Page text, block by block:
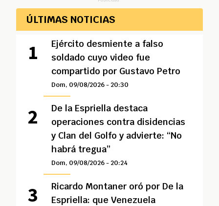
ÚLTIMAS NOTICIAS
Ejército desmiente a falso
soldado cuyo video fue
compartido por Gustavo Petro
Dom, 09/08/2026 - 20:30
De la Espriella destaca
operaciones contra disidencias
y Clan del Golfo y advierte: “No
habrá tregua”
Dom, 09/08/2026 - 20:24
Ricardo Montaner oró por De la
Espriella: que Venezuela